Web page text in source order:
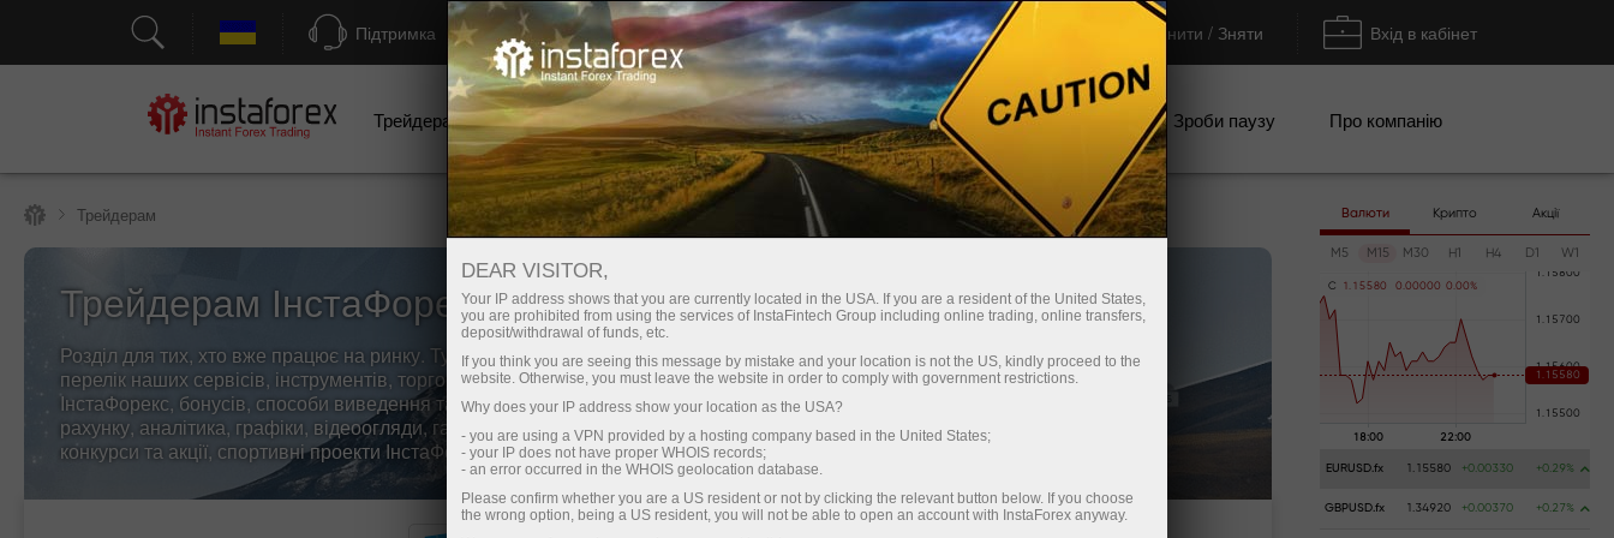
Підтримка Швидке відкриття рахунку Торгова платформа Поповнити / Зняти Вхід в кабінет
Трейдерам Початківцям Інвесторам Партнерам Промоакції Зроби паузу Про компанію
Трейдерам
Трейдерам ІнстаФорекс
Розділ для тих, хто вже працює на ринку. Тут представлений
перелік наших сервісів, інструментів, торгових умов в компанії
ІнстаФорекс, бонусів, способи виведення та поповнення
рахунку, аналітика, графіки, відеоогляди, гарячі новини,
конкурси та акції, спортивні проекти ІнстаФорекс та навчання.
Валюти Крипто Акції
M5 M15 M30 H1 H4 D1 W1
C 1 . 1 5580 0 .00000 0 .00%
EURUSD.fx 1.15580 +0.00330 +0.29%
GBPUSD.fx 1.34920 +0.00370 +0.27%
DEAR VISITOR,
Your IP address shows that you are currently located in the USA. If you are a resident of the United States,
you are prohibited from using the services of InstaFintech Group including online trading, online transfers,
deposit/withdrawal of funds, etc.
If you think you are seeing this message by mistake and your location is not the US, kindly proceed to the
website. Otherwise, you must leave the website in order to comply with government restrictions.
Why does your IP address show your location as the USA?
- you are using a VPN provided by a hosting company based in the United States;
- your IP does not have proper WHOIS records;
- an error occurred in the WHOIS geolocation database.
Please confirm whether you are a US resident or not by clicking the relevant button below. If you choose
the wrong option, being a US resident, you will not be able to open an account with InstaForex anyway.